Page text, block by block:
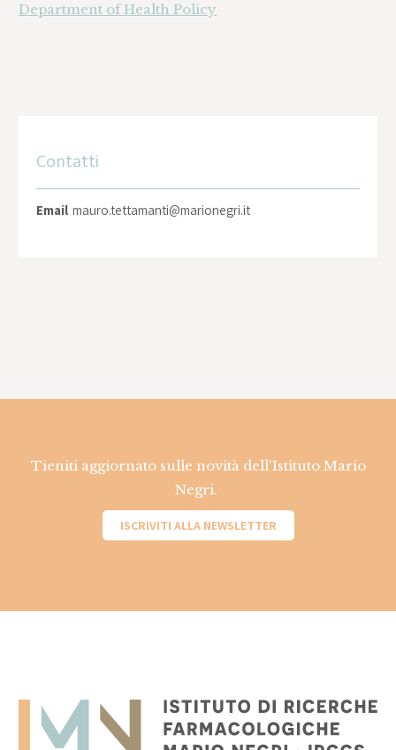
Department of Health Policy
Contatti
Email mauro.tettamanti@marionegri.it
Tieniti aggiornato sulle novità dell'Istituto Mario
Negri.
ISCRIVITI ALLA NEWSLETTER